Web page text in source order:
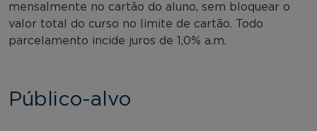
mensalmente no cartão do aluno, sem bloquear o
valor total do curso no limite de cartão. Todo
parcelamento incide juros de 1,0% a.m.
Público-alvo